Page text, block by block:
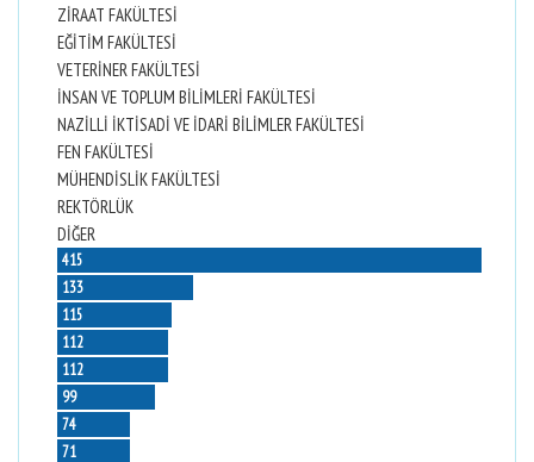
ZİRAAT FAKÜLTESİ
EĞİTİM FAKÜLTESİ
VETERİNER FAKÜLTESİ
İNSAN VE TOPLUM BİLİMLERİ FAKÜLTESİ
NAZİLLİ İKTİSADİ VE İDARİ BİLİMLER FAKÜLTESİ
FEN FAKÜLTESİ
MÜHENDİSLİK FAKÜLTESİ
REKTÖRLÜK
DİĞER
415
133
115
112
112
99
74
71